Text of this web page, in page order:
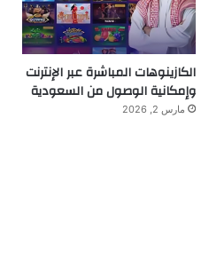
الكازينوهات المباشرة عبر الإنترنت
وإمكانية الوصول من السعودية
مارس 2, 2026